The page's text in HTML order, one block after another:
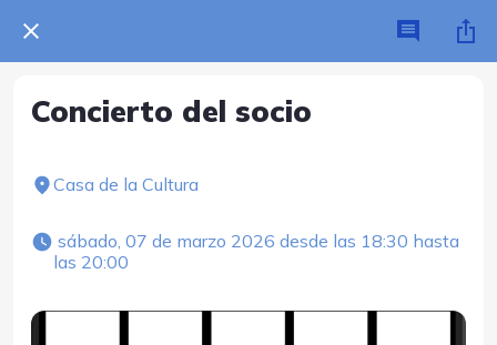
Concierto del socio
Casa de la Cultura
las 20:00